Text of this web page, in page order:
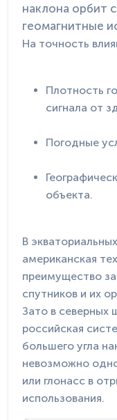
наклона орбит
геомагнитные
На точность
Плотность
сигнала от
Погодные
объекта.
В
американская
преимущество
спутников и их
Зато в северных
российская
большего угла
невозможно
или глонасс в
использования.